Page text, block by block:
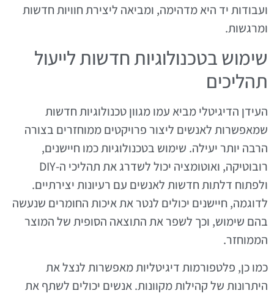
ועבודות יד היא מדהימה, ומביאה ליצירת חוויות חדשות
ומרגשות.
שימוש בטכנולוגיות חדשות לייעול
תהליכים
העידן הדיגיטלי מביא עמו מגוון טכנולוגיות חדשות
שמאפשרות לאנשים ליצור פרויקטים ממוחזרים בצורה
הרבה יותר יעילה. שימוש בטכנולוגיות כמו חיישנים,
רובוטיקה, ואוטומציה יכול לשדרג את תהליכי ה-DIY
ולפתוח דלתות חדשות לאנשים עם רעיונות יצירתיים.
לדוגמה, חיישנים יכולים לנטר את איכות החומרים שנעשה
בהם שימוש, וכך לשפר את התוצאה הסופית של המוצר
הממוחזר.
כמו כן, פלטפורמות דיגיטליות מאפשרות לנצל את
היתרונות של קהילות מקוונות. אנשים יכולים לשתף את